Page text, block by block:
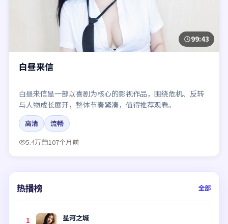
99:43
白昼来信
白昼来信是一部以喜剧为核心的影视作品，围绕危机、反转
与人物成长展开，整体节奏紧凑，值得推荐观看。
高清
流畅
5.4万
107个月前
热播榜 全部
1 星河之城